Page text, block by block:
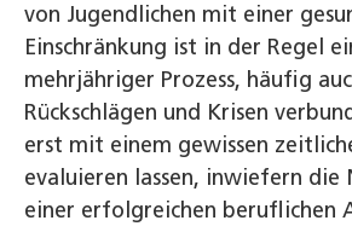
von Jugendlichen mit einer
Einschränkung ist in der Regel
mehrjähriger Prozess, häufig
Rückschlägen und Krisen
erst mit einem gewissen
evaluieren lassen, inwiefern die
einer erfolgreichen beruflichen